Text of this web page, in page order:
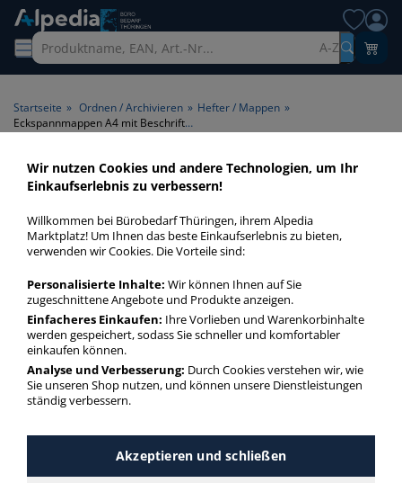
A-Z
Startseite » Ordnen / Archivieren » Hefter / Mappen »
Eckspannmappen A4 mit Beschriftungsfenster 6 x 9 cm
Eckspannmappen A4 mit
Beschriftungsfenster 6 x 9 cm
Eckspannmappen halten lose Dokumente schnell und sicher
Ordnungsmappen von Exacompta, Elba und Leitz!
Eckspannmappen A4 mit Beschriftungsfenster 6
x 9 cm
mehr Infos zur Kategorie
Häufig gesucht
Wir nutzen Cookies und andere Technologien, um Ihr
Einkaufserlebnis zu verbessern!
Willkommen bei Bürobedarf Thüringen, ihrem Alpedia
Marktplatz! Um Ihnen das beste Einkaufserlebnis zu bieten,
verwenden wir Cookies. Die Vorteile sind:
Personalisierte Inhalte: Wir können Ihnen auf Sie
zugeschnittene Angebote und Produkte anzeigen.
Einfacheres Einkaufen: Ihre Vorlieben und Warenkorbinhalte
werden gespeichert, sodass Sie schneller und komfortabler
einkaufen können.
Analyse und Verbesserung: Durch Cookies verstehen wir, wie
Sie unseren Shop nutzen, und können unsere Dienstleistungen
ständig verbessern.
Akzeptieren und schließen